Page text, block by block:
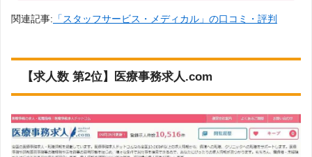
関連記事: 「スタッフサービス・メディカル」の口コミ・評判
【求人数 第2位】医療事務求人.com